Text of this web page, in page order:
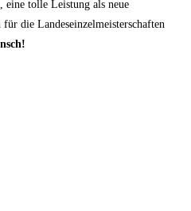
eine tolle Leistung als neue
die Landeseinzelmeisterschaften